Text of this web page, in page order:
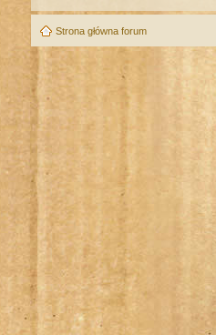
Strona główna forum